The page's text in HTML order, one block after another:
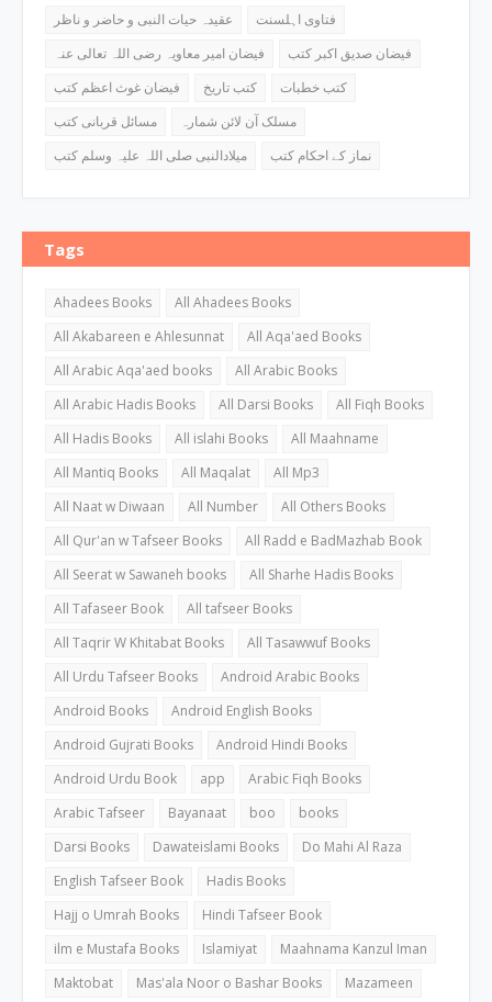
عقیدہ حیات النبی و حاضر و ناظر
فتاوی اہلسنت
فیضان امیر معاویہ رضی اللہ تعالی عنہ
فیضان صدیق اکبر کتب
فیضان غوث اعظم کتب
کتب تاریخ
کتب خطبات
مسائل قربانی کتب
مسلک آن لائن شمارہ
میلادالنبی صلی اللہ علیہ وسلم کتب
نماز کے احکام کتب
Tags
Ahadees Books
All Ahadees Books
All Akabareen e Ahlesunnat
All Aqa'aed Books
All Arabic Aqa'aed books
All Arabic Books
All Arabic Hadis Books
All Darsi Books
All Fiqh Books
All Hadis Books
All islahi Books
All Maahname
All Mantiq Books
All Maqalat
All Mp3
All Naat w Diwaan
All Number
All Others Books
All Qur'an w Tafseer Books
All Radd e BadMazhab Book
All Seerat w Sawaneh books
All Sharhe Hadis Books
All Tafaseer Book
All tafseer Books
All Taqrir W Khitabat Books
All Tasawwuf Books
All Urdu Tafseer Books
Android Arabic Books
Android Books
Android English Books
Android Gujrati Books
Android Hindi Books
Android Urdu Book
app
Arabic Fiqh Books
Arabic Tafseer
Bayanaat boo
books
Darsi Books
Dawateislami Books
Do Mahi Al Raza
English Tafseer Book
Hadis Books
Hajj o Umrah Books
Hindi Tafseer Book
ilm e Mustafa Books
Islamiyat
Maahnama Kanzul Iman
Maktobat
Mas'ala Noor o Bashar Books
Mazameen